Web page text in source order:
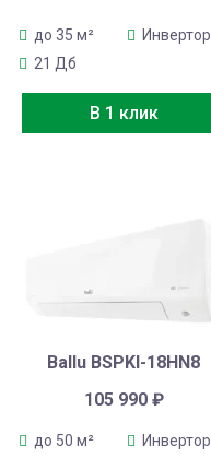
до 35 м²
Инвертор
21 Дб
В 1 клик
Ballu BSPKI-18HN8
105 990 ₽
до 50 м²
Инвертор